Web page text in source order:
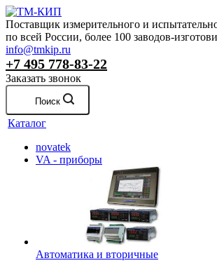
Поставщик измерительного и
по всей России, более 100 заводов-
info@tmkip.ru
+7 495 778-83-22
Заказать звонок
Поиск
Каталог
novatek
VA - приборы
Автоматика и вторичные